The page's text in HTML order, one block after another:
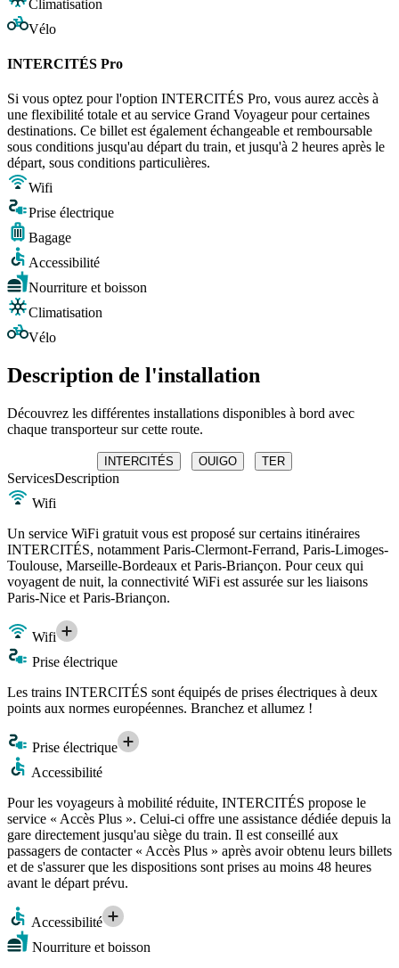
Climatisation
Vélo
INTERCITÉS Pro
Si vous optez pour l'option INTERCITÉS Pro, vous aurez accès à
une flexibilité totale et au service Grand Voyageur pour certaines
destinations. Ce billet est également échangeable et remboursable
sous conditions jusqu'au départ du train, et jusqu'à 2 heures après le
départ, sous conditions particulières.
Wifi
Prise électrique
Bagage
Accessibilité
Nourriture et boisson
Climatisation
Vélo
Description de l'installation
Découvrez les différentes installations disponibles à bord avec
chaque transporteur sur cette route.
INTERCITÉS OUIGO TER
ServicesDescription
Wifi
Un service WiFi gratuit vous est proposé sur certains itinéraires
INTERCITÉS, notamment Paris-Clermont-Ferrand, Paris-Limoges-
Toulouse, Marseille-Bordeaux et Paris-Briançon. Pour ceux qui
voyagent de nuit, la connectivité WiFi est assurée sur les liaisons
Paris-Nice et Paris-Briançon.
Wifi
Prise électrique
Les trains INTERCITÉS sont équipés de prises électriques à deux
points aux normes européennes. Branchez et allumez !
Prise électrique
Accessibilité
Pour les voyageurs à mobilité réduite, INTERCITÉS propose le
service « Accès Plus ». Celui-ci offre une assistance dédiée depuis la
gare directement jusqu'au siège du train. Il est conseillé aux
passagers de contacter « Accès Plus » après avoir obtenu leurs billets
et de s'assurer que les dispositions sont prises au moins 48 heures
avant le départ prévu.
Accessibilité
Nourriture et boisson